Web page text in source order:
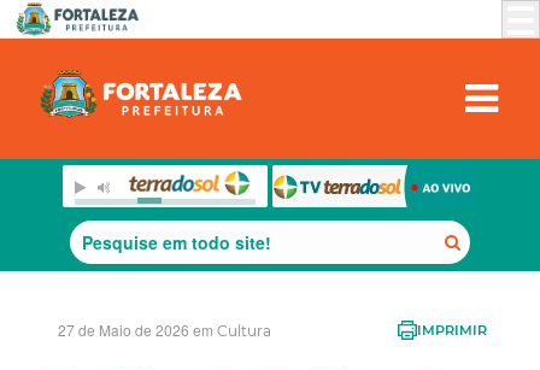
27 de Maio de 2026 em Cultura IMPRIMIR